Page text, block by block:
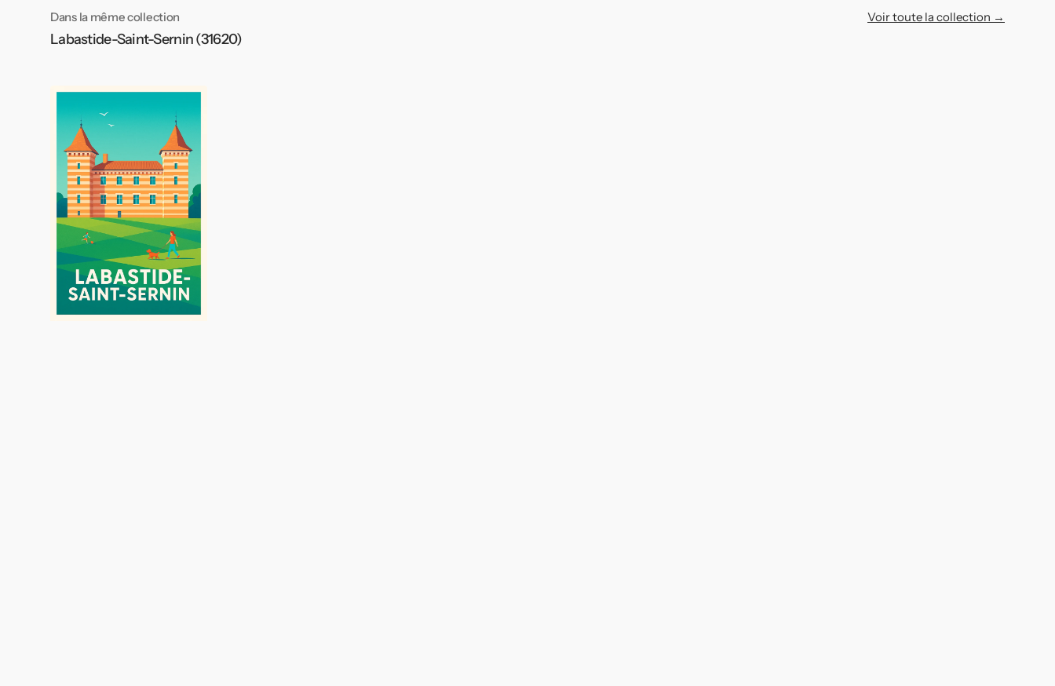
Dans la même collection
Labastide-Saint-Sernin (31620)
Voir toute la collection →
Affiche
Labastide-
Saint-
Sernin
Charme
et
sérénité
pleine
nature